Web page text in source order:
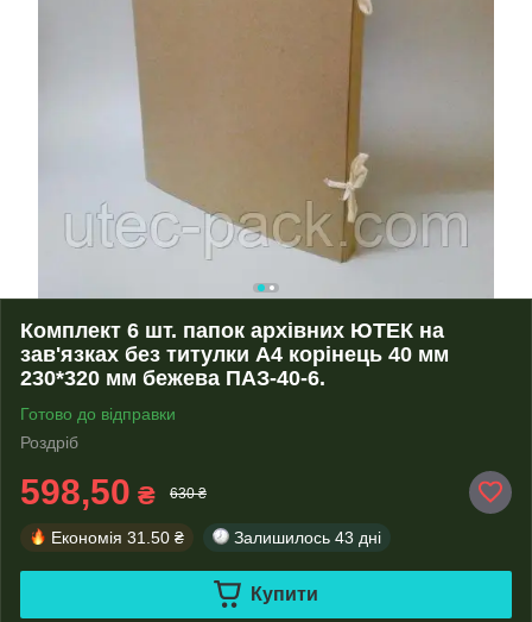
Комплект 6 шт. папок архівних ЮТЕК на
зав'язках без титулки А4 корінець 40 мм
230*320 мм бежева ПАЗ-40-6.
Готово до відправки
Роздріб
598,50 ₴ 630 ₴
Економія 31.50 ₴ Залишилось 43 дні
Купити